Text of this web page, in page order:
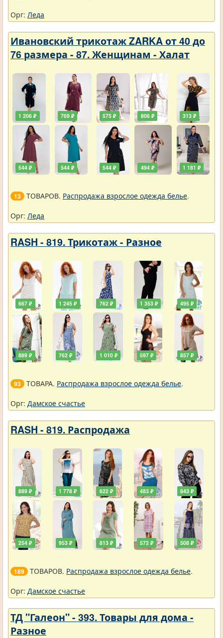
Орг: Леда
Ивановский трикотаж ZARKA от 40 до
76 размера - 87. Женщинам - Халат
1 206 ₽
544 ₽
769 ₽
544 ₽
575 ₽
544 ₽
806 ₽
494 ₽
313 ₽
1 181 ₽
13 ТОВАРОВ. Распродажа взрослое одежда белье.
Орг: Леда
RASH - 819. Трикотаж - Разное
667 ₽
889 ₽
1 245 ₽
762 ₽
762 ₽
1 010 ₽
1 353 ₽
597 ₽
495 ₽
857 ₽
93 ТОВАРА. Распродажа взрослое одежда белье.
Орг: Дамское счастье
RASH - 819. Распродажа
889 ₽
254 ₽
1 778 ₽
953 ₽
622 ₽
813 ₽
483 ₽
572 ₽
843 ₽
508 ₽
189 ТОВАРОВ. Распродажа взрослое одежда белье.
Орг: Дамское счастье
ТД "Галеон" - 393. Товары для дома -
Разное